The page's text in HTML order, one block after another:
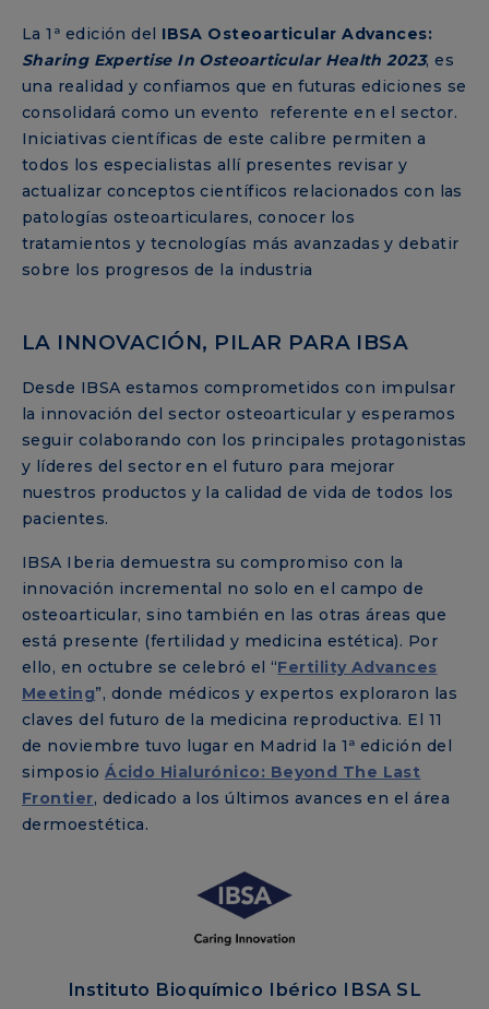
La 1ª edición del IBSA Osteoarticular Advances:
Sharing Expertise In Osteoarticular Health 2023, es
una realidad y confiamos que en futuras ediciones se
consolidará como un evento referente en el sector.
Iniciativas científicas de este calibre permiten a
todos los especialistas allí presentes revisar y
actualizar conceptos científicos relacionados con las
patologías osteoarticulares, conocer los
tratamientos y tecnologías más avanzadas y debatir
sobre los progresos de la industria
LA INNOVACIÓN, PILAR PARA IBSA
Desde IBSA estamos comprometidos con impulsar
la innovación del sector osteoarticular y esperamos
seguir colaborando con los principales protagonistas
y líderes del sector en el futuro para mejorar
nuestros productos y la calidad de vida de todos los
pacientes.
IBSA Iberia demuestra su compromiso con la
innovación incremental no solo en el campo de
osteoarticular, sino también en las otras áreas que
está presente (fertilidad y medicina estética). Por
ello, en octubre se celebró el “Fertility Advances
Meeting”, donde médicos y expertos exploraron las
claves del futuro de la medicina reproductiva. El 11
de noviembre tuvo lugar en Madrid la 1ª edición del
simposioÁcido Hialurónico: Beyond The Last
Frontier, dedicado a los últimos avances en el área
dermoestética.
Instituto Bioquímico Ibérico IBSA SL